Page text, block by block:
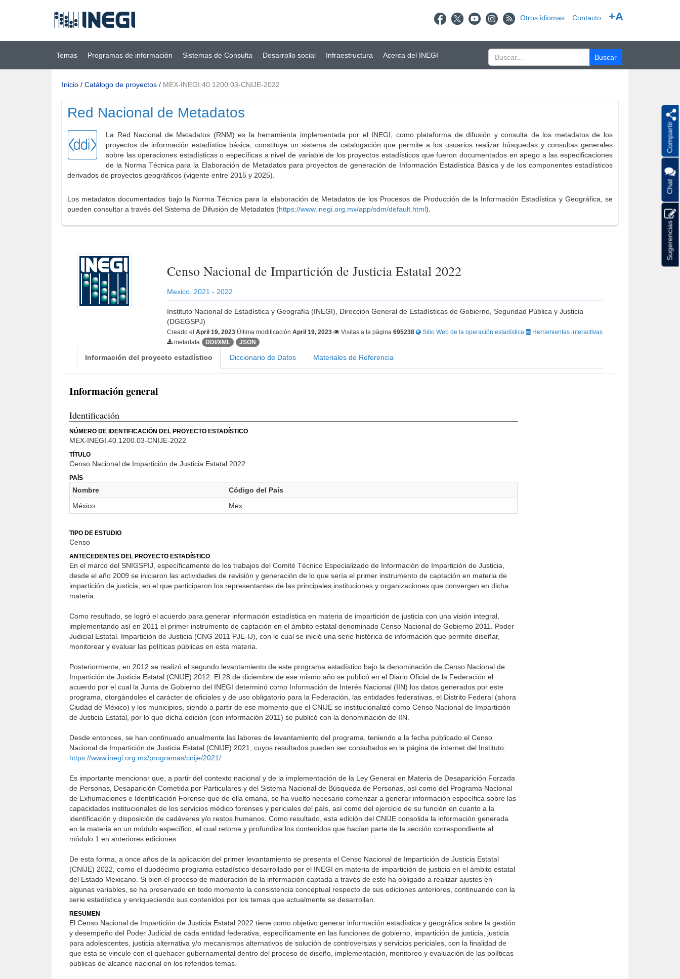
principal
(INEGI) Otros idiomas Contacto +A
Temas Programas de información Sistemas de Consulta Desarrollo social Infraestructura Acerca del INEGI
Inicio / Catálogo de proyectos / MEX-INEGI.40.1200.03-CNIJE-2022
Red Nacional de Metadatos
La Red Nacional de Metadatos (RNM) es la herramienta implementada por el INEGI, como plataforma de difusión y consulta de los metadatos de los
proyectos de información estadística básica; constituye un sistema de catalogación que permite a los usuarios realizar búsquedas y consultas generales
sobre las operaciones estadísticas o específicas a nivel de variable de los proyectos estadísticos que fueron documentados en apego a las especificaciones
de la Norma Técnica para la Elaboración de Metadatos para proyectos de generación de Información Estadística Básica y de los componentes estadísticos
derivados de proyectos geográficos (vigente entre 2015 y 2025).
Los metadatos documentados bajo la Norma Técnica para la elaboración de Metadatos de los Procesos de Producción de la Información Estadística y Geográfica, se
pueden consultar a través del Sistema de Difusión de Metadatos (https://www.inegi.org.mx/app/sdm/default.html).
Censo Nacional de Impartición de Justicia Estatal 2022
Mexico 2021 - 2022
Instituto Nacional de Estadística y Geografía (INEGI), Dirección General de Estadísticas de Gobierno, Seguridad Pública y Justicia
(DGEGSPJ)
Creado elApril 19, 2023 Última modificaciónApril 19, 2023 Visitas a la página695238 Sitio Web de la operación estadística
Herramientas interactivas
metadata
DDI/XML JSON
Información del proyecto estadístico Diccionario de Datos Materiales de Referencia
Información general
Identificación
NÚMERO DE IDENTIFICACIÓN DEL PROYECTO ESTADÍSTICO
MEX-INEGI.40.1200.03-CNIJE-2022
TÍTULO
Censo Nacional de Impartición de Justicia Estatal 2022
PAÍS
Nombre
Código del País
México
Mex
TIPO DE ESTUDIO
Censo
ANTECEDENTES DEL PROYECTO ESTADÍSTICO
En el marco del SNIGSPIJ, específicamente de los trabajos del Comité Técnico Especializado de Información de Impartición de Justicia,
desde el año 2009 se iniciaron las actividades de revisión y generación de lo que sería el primer instrumento de captación en materia de
impartición de justicia, en el que participaron los representantes de las principales instituciones y organizaciones que convergen en dicha
materia.
Como resultado, se logró el acuerdo para generar información estadística en materia de impartición de justicia con una visión integral,
implementando así en 2011 el primer instrumento de captación en el ámbito estatal denominado Censo Nacional de Gobierno 2011. Poder
Judicial Estatal. Impartición de Justicia (CNG 2011 PJE-IJ), con lo cual se inició una serie histórica de información que permite diseñar,
monitorear y evaluar las políticas públicas en esta materia.
Posteriormente, en 2012 se realizó el segundo levantamiento de este programa estadístico bajo la denominación de Censo Nacional de
Impartición de Justicia Estatal (CNIJE) 2012. El 28 de diciembre de ese mismo año se publicó en el Diario Oficial de la Federación el
acuerdo por el cual la Junta de Gobierno del INEGI determinó como Información de Interés Nacional (IIN) los datos generados por este
programa, otorgándoles el carácter de oficiales y de uso obligatorio para la Federación, las entidades federativas, el Distrito Federal (ahora
Ciudad de México) y los municipios, siendo a partir de ese momento que el CNIJE se institucionalizó como Censo Nacional de Impartición
de Justicia Estatal, por lo que dicha edición (con información 2011) se publicó con la denominación de IIN.
Desde entonces, se han continuado anualmente las labores de levantamiento del programa, teniendo a la fecha publicado el Censo
Nacional de Impartición de Justicia Estatal (CNIJE) 2021, cuyos resultados pueden ser consultados en la página de internet del Instituto:
https://www.inegi.org.mx/programas/cnije/2021/
Es importante mencionar que, a partir del contexto nacional y de la implementación de la Ley General en Materia de Desaparición Forzada
de Personas, Desaparición Cometida por Particulares y del Sistema Nacional de Búsqueda de Personas, así como del Programa Nacional
de Exhumaciones e Identificación Forense que de ella emana, se ha vuelto necesario comenzar a generar información específica sobre las
capacidades institucionales de los servicios médico forenses y periciales del país, así como del ejercicio de su función en cuanto a la
identificación y disposición de cadáveres y/o restos humanos. Como resultado, esta edición del CNIJE consolida la información generada
en la materia en un módulo específico, el cual retoma y profundiza los contenidos que hacían parte de la sección correspondiente al
módulo 1 en anteriores ediciones.
De esta forma, a once años de la aplicación del primer levantamiento se presenta el Censo Nacional de Impartición de Justicia Estatal
(CNIJE) 2022, como el duodécimo programa estadístico desarrollado por el INEGI en materia de impartición de justicia en el ámbito estatal
del Estado Mexicano. Si bien el proceso de maduración de la información captada a través de este ha obligado a realizar ajustes en
algunas variables, se ha preservado en todo momento la consistencia conceptual respecto de sus ediciones anteriores, continuando con la
serie estadística y enriqueciendo sus contenidos por los temas que actualmente se desarrollan.
RESUMEN
El Censo Nacional de Impartición de Justicia Estatal 2022 tiene como objetivo generar información estadística y geográfica sobre la gestión
y desempeño del Poder Judicial de cada entidad federativa, específicamente en las funciones de gobierno, impartición de justicia, justicia
para adolescentes, justicia alternativa y/o mecanismos alternativos de solución de controversias y servicios periciales, con la finalidad de
que esta se vincule con el quehacer gubernamental dentro del proceso de diseño, implementación, monitoreo y evaluación de las políticas
públicas de alcance nacional en los referidos temas.
Compartir
Chat
Sugerencias